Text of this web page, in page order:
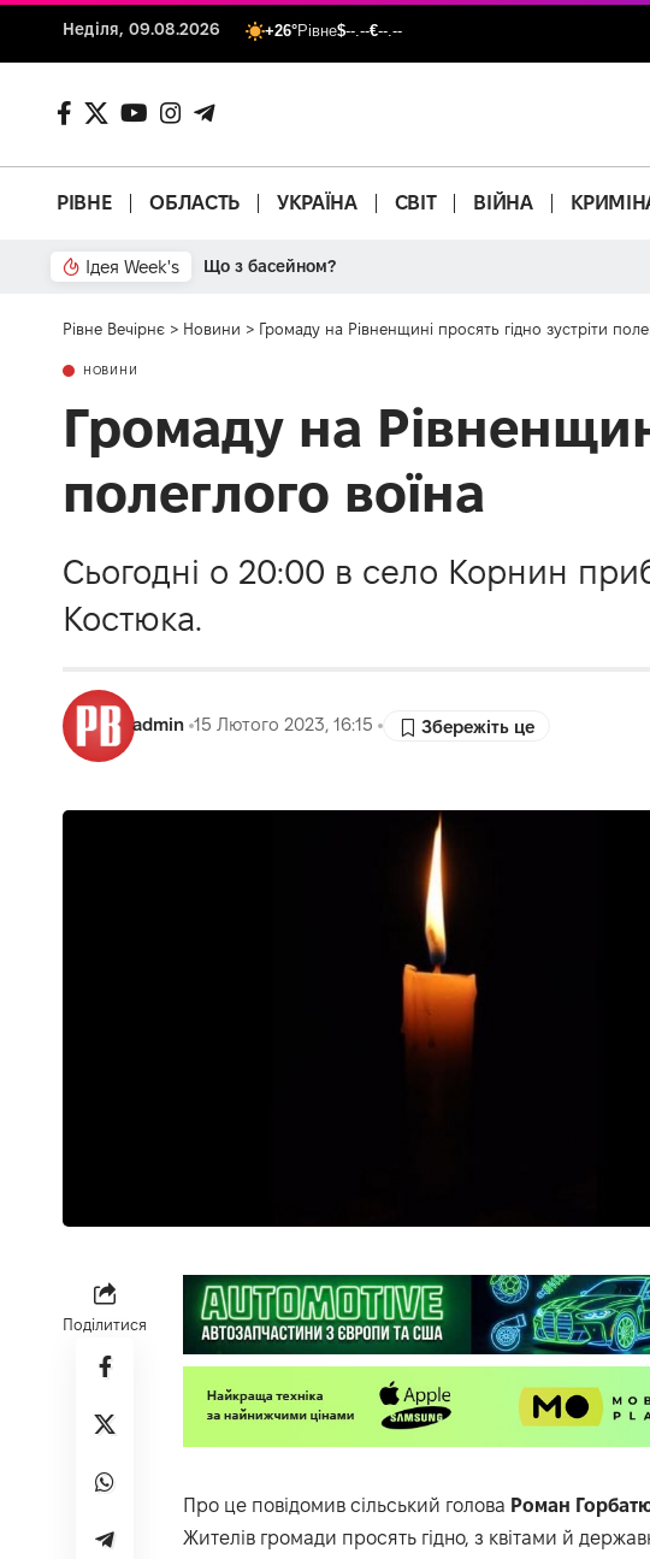
Неділя, 09.08.2026 +26°Рівне$--.--€--.--
РІВНЕ ОБЛАСТЬ УКРАЇНА СВІТ ВІЙНА
Ідея Week's Від паркану до картонки
Рівне Вечірнє > Новини > Громаду на Рівненщині просять гідно зустріти
НОВИНИ
Громаду на
полеглого воїна
Сьогодні о 20:00 в село Корнин
Костюка.
admin 15 Лютого 2023, 16:15
Поділитися
Про це повідомив сільський голова Роман
Жителів громади просять гідно, з квітами й